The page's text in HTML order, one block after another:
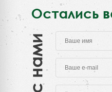
Остались